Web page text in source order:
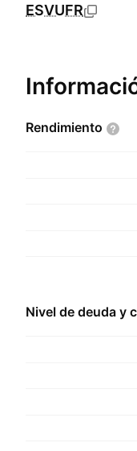
ESVUFR
Rendimiento
Nivel de deuda y